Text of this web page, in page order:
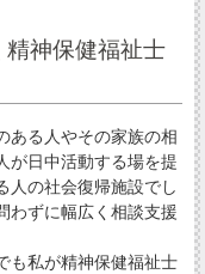
神保健福祉士
ある人やその家族の相
が日中活動する場を提
人の社会復帰施設でし
わずに幅広く相談支援
も私が精神保健福祉士